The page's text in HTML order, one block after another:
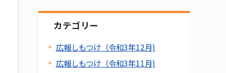
カテゴリー
広報しもつけ（令和3年12月)
広報しもつけ（令和3年11月)